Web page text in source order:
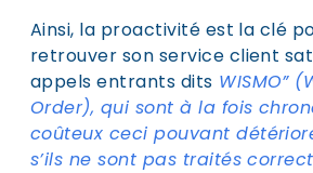
Ainsi, la proactivité est la clé
retrouver son service client
appels entrants dits WISMO”
Order), qui sont à la fois
coûteux ceci pouvant
s’ils ne sont pas traités